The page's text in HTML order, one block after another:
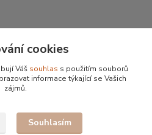
209
cookies
Váš souhlas s použitím souborů
informace týkající se Vašich
zájmů.
Souhlasím